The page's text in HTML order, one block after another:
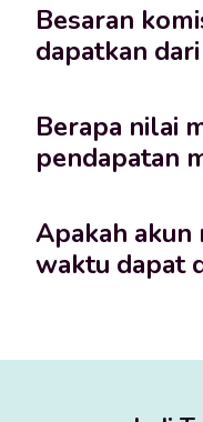
Besaran
dapatkan
Berapa nilai
pendapatan
Apakah
waktu dapat